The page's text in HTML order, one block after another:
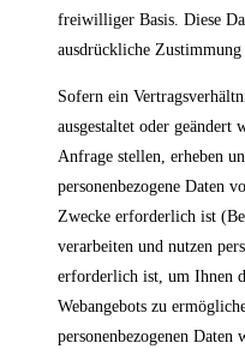
freiwilliger Basis. Diese
ausdrückliche
Sofern ein
ausgestaltet oder geändert
Anfrage stellen, erheben
personenbezogene Daten
Zwecke erforderlich ist
verarbeiten und nutzen
erforderlich ist, um Ihnen
Webangebots zu
personenbezogenen Daten